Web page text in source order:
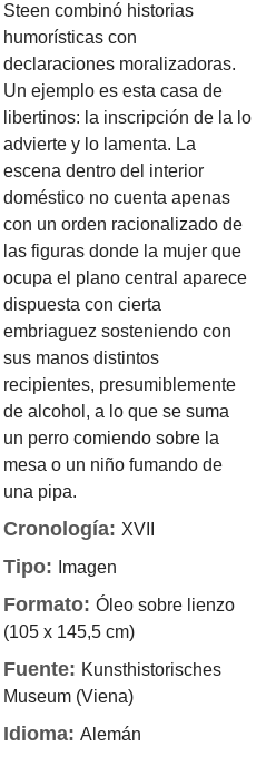
Steen combinó historias
humorísticas con
declaraciones moralizadoras.
Un ejemplo es esta casa de
libertinos: la inscripción de la lo
advierte y lo lamenta. La
escena dentro del interior
doméstico no cuenta apenas
con un orden racionalizado de
las figuras donde la mujer que
ocupa el plano central aparece
dispuesta con cierta
embriaguez sosteniendo con
sus manos distintos
recipientes, presumiblemente
de alcohol, a lo que se suma
un perro comiendo sobre la
mesa o un niño fumando de
una pipa.
Cronología:XVII
Tipo: Imagen
Formato:Óleo sobre lienzo
(105 x 145,5 cm)
Fuente: Kunsthistorisches
Museum (Viena)
Idioma:Alemán